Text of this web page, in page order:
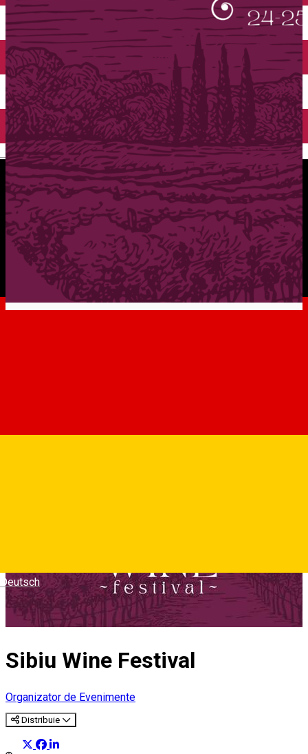
English
Deutsch
Sibiu Wine Festival
Organizator de Evenimente
Distribuie